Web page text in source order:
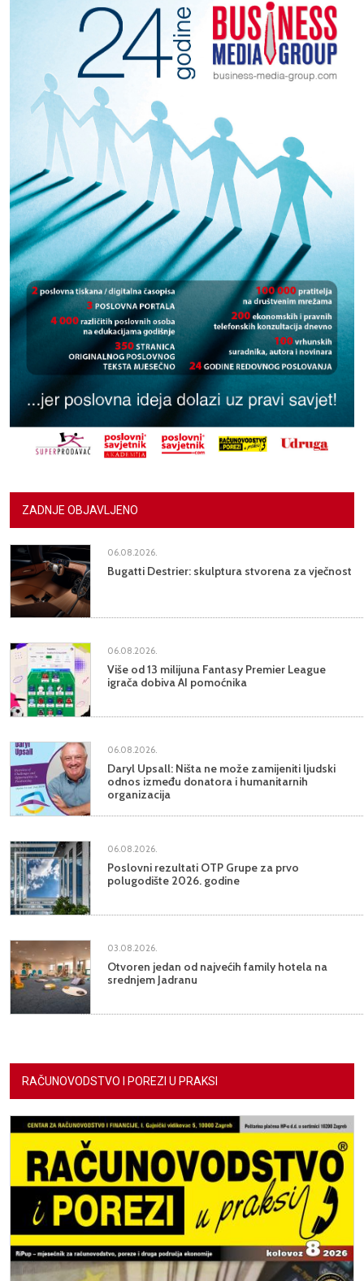
ZADNJE OBJAVLJENO
06.08.2026.
Bugatti Destrier: skulptura stvorena za vječnost
06.08.2026.
Više od 13 milijuna Fantasy Premier League
igrača dobiva AI pomoćnika
06.08.2026.
Daryl Upsall: Ništa ne može zamijeniti ljudski
odnos između donatora i humanitarnih
organizacija
06.08.2026.
Poslovni rezultati OTP Grupe za prvo
polugodište 2026. godine
03.08.2026.
Otvoren jedan od najvećih family hotela na
srednjem Jadranu
RAČUNOVODSTVO I POREZI U PRAKSI